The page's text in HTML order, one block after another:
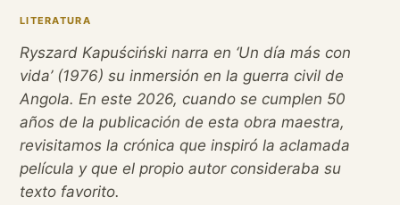
LITERATURA
Ryszard Kapuściński narra en ‘Un día más con
vida’ (1976) su inmersión en la guerra civil de
Angola. En este 2026, cuando se cumplen 50
años de la publicación de esta obra maestra,
revisitamos la crónica que inspiró la aclamada
película y que el propio autor consideraba su
texto favorito.